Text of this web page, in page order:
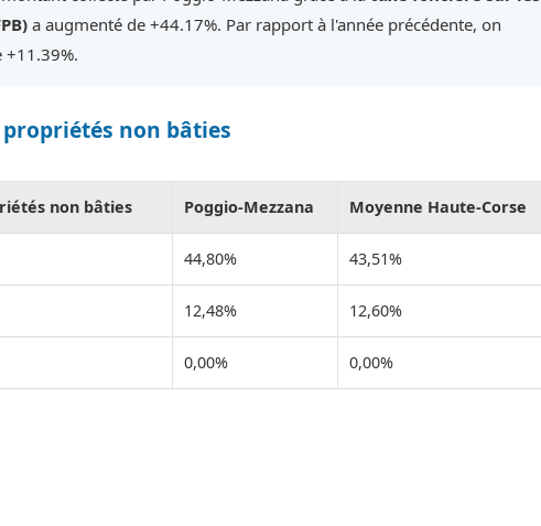
a augmenté de +44.17%. Par rapport à l'année précédente, on
+11.39%.
non bâties
non bâties Poggio-Mezzana Moyenne Haute-Corse
44,80% 43,51%
12,48% 12,60%
0,00% 0,00%